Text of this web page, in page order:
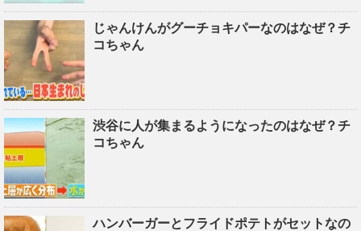
じゃんけんがグーチョキパーなのはなぜ？チ
コちゃん
渋谷に人が集まるようになったのはなぜ？チ
コちゃん
ハンバーガーとフライドポテトがセットなの